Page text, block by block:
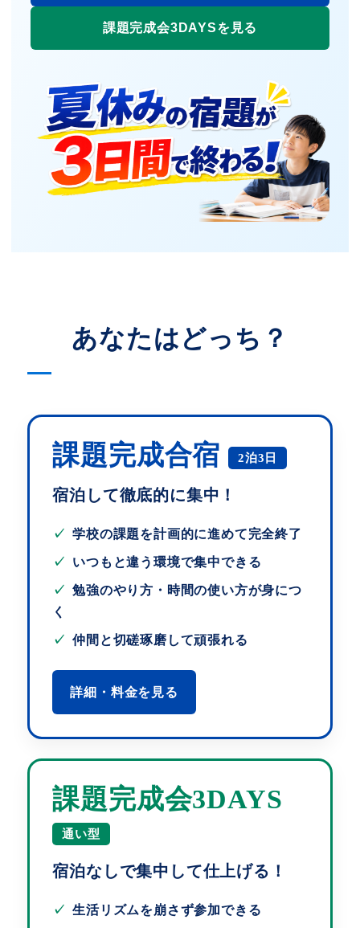
課題完成会3DAYSを見る
あなたはどっち？
課題完成合宿 2泊3日
宿泊して徹底的に集中！
学校の課題を計画的に進めて完全終了
いつもと違う環境で集中できる
勉強のやり方・時間の使い方が身につ
く
仲間と切磋琢磨して頑張れる
詳細・料金を見る
課題完成会3DAYS
通い型
宿泊なしで集中して仕上げる！
生活リズムを崩さず参加できる